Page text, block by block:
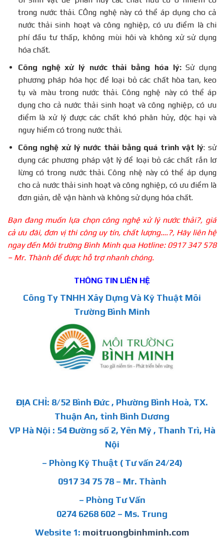
trong nước thải. CÔng nghệ này có thể áp dụng cho cả
nước thải sinh hoạt và công nghiệp, có ưu điểm là chi
phí đầu tư thấp, không mùi hôi và không xử sử dụng
hóa chất.
Công nghệ xử lý nước thải bằng hóa lý:Sử dụng
phương pháp hóa học để loại bỏ các chất hòa tan, keo
tụ và màu trong nước thải. Công nghệ này có thể áp
dụng cho cả nước thải sinh hoạt và công nghiệp, có ưu
điểm là xử lý được các chất khó phân hủy, độc hại và
nguy hiểm có trong nước thải.
Công nghệ xử lý nước thải bằng quá trình vật lý: sử
dụng các phương pháp vật lý để loại bỏ các chất rắn lơ
lừng có trong nước thải. Công nhệ này có thể áp dụng
cho cả nước thải sinh hoạt và công nghiệp, có ưu điểm là
đơn giản, dễ vận hành và không sử dụng hóa chất.
Bạn đang muốn lựa chọn công nghệ xử lý nước thải?, giá
cả ưu đãi, đơn vị thi công uy tín, chất lượng….?, Hãy liên hệ
ngay đến Môi trường Bình Minh qua Hotline: 0917 347 578
– Mr. Thành để được hỗ trợ nhanh chóng.
THÔNG TIN LIÊN HỆ
Công Ty TNHH Xây Dựng Và Kỹ Thuật Môi
Trường Bình Minh
ĐỊA CHỈ: 8/52 Bình Đức , Phường Bình Hoà, TX.
Thuận An, tỉnh Bình Dương
VP Hà Nội : 54 Đường số 2, Yên Mỹ , Thanh Trì, Hà
Nội
– Phòng Kỹ Thuật ( Tư vấn 24/24)
0917 34 75 78 – Mr. Thành
– Phòng Tư Vấn
0274 6268 602 – Ms. Trung
Website 1: moitruongbinhminh.com